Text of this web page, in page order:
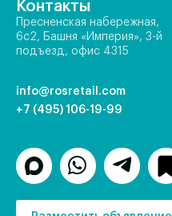
Контакты
Пресненская набережная,
6с2, Башня «Империя», 3-й
подъезд, офис 4315
info@rosretail.com
+7 (495) 106-19-99